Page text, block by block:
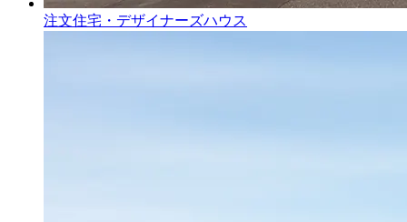
注文住宅・デザイナーズハウス